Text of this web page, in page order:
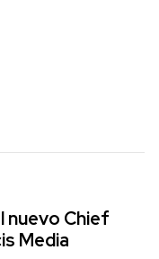
nuevo Chief
Media